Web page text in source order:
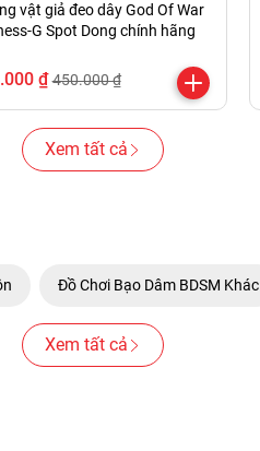
vật giả đeo dây God Of War
G Spot Dong chính hãng
₫ 450.000 ₫
Xem tất cả
Đồ Chơi Bạo Dâm BDSM Khác
Xem tất cả